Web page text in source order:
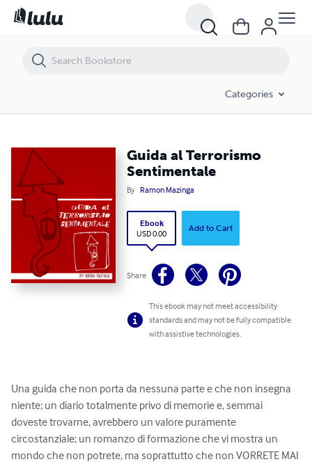
Categories
Guida al Terrorismo
Sentimentale
By Ramon Mazinga
Ebook
USD 0.00
Add to Cart
Share
This ebook may not meet accessibility
standards and may not be fully compatible
with assistive technologies.
Una guida che non porta da nessuna parte e che non insegna
niente; un diario totalmente privo di memorie e, semmai
doveste trovarne, avrebbero un valore puramente
circostanziale; un romanzo di formazione che vi mostra un
mondo che non potrete, ma soprattutto che non VORRETE MAI
Guida al Terrorismo Sentimentale